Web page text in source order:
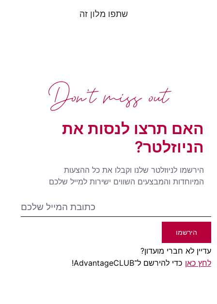
שתפו מלון זה
האם תרצו לנסות את
הניוזלטר?
הירשמו לניוזלטר שלנו וקבלו את כל ההצעות
המיוחדות והמבצעים השווים ישירות למייל שלכם
הירשמו
עדיין לא חברי מועדון?
לחץ כאן כדי להירשם ל־AdvantageCLUB!
Don't miss out